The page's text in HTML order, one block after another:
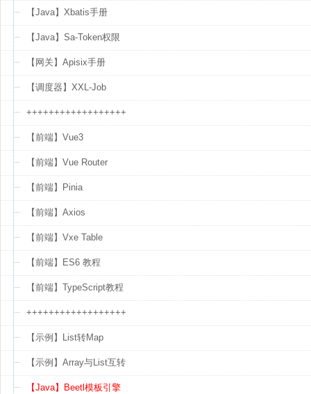
【Java】Xbatis手册
【Java】Sa-Token权限
【网关】Apisix手册
【调度器】XXL-Job
++++++++++++++++++
【前端】Vue3
【前端】Vue Router
【前端】Pinia
【前端】Axios
【前端】Vxe Table
【前端】ES6 教程
【前端】TypeScript教程
++++++++++++++++++
【示例】List转Map
【示例】Array与List互转
【Java】Beetl模板引擎